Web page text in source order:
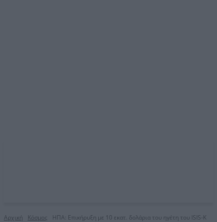
Αρχική Κόσμος ΗΠΑ: Επικήρυξη με 10 εκατ. δολάρια του ηγέτη του ISIS-K